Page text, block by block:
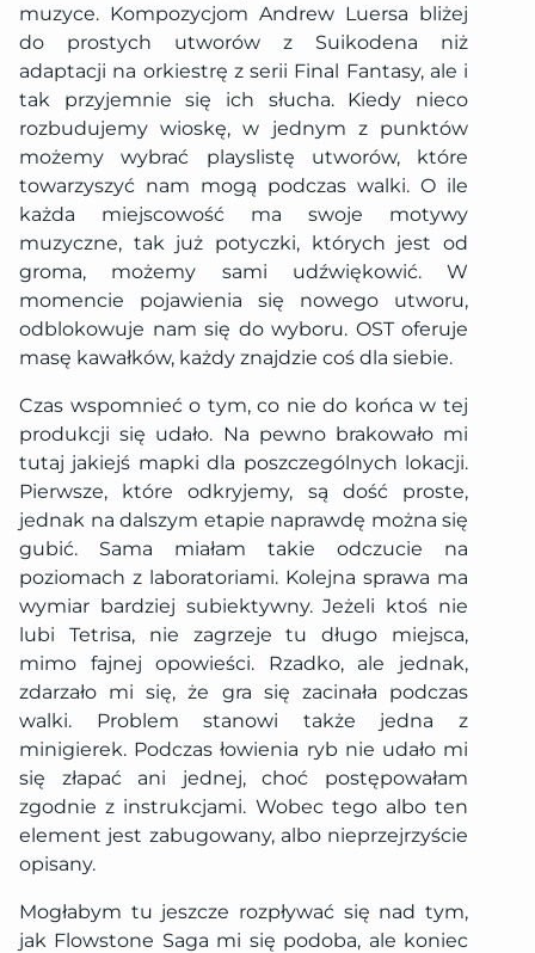
muzyce. Kompozycjom Andrew Luersa bliżej
do prostych utworów z Suikodena niż
adaptacji na orkiestrę z serii Final Fantasy, ale i
tak przyjemnie się ich słucha. Kiedy nieco
rozbudujemy wioskę, w jednym z punktów
możemy wybrać playslistę utworów, które
towarzyszyć nam mogą podczas walki. O ile
każda miejscowość ma swoje motywy
muzyczne, tak już potyczki, których jest od
groma, możemy sami udźwiękowić. W
momencie pojawienia się nowego utworu,
odblokowuje nam się do wyboru. OST oferuje
masę kawałków, każdy znajdzie coś dla siebie.
Czas wspomnieć o tym, co nie do końca w tej
produkcji się udało. Na pewno brakowało mi
tutaj jakiejś mapki dla poszczególnych lokacji.
Pierwsze, które odkryjemy, są dość proste,
jednak na dalszym etapie naprawdę można się
gubić. Sama miałam takie odczucie na
poziomach z laboratoriami. Kolejna sprawa ma
wymiar bardziej subiektywny. Jeżeli ktoś nie
lubi Tetrisa, nie zagrzeje tu długo miejsca,
mimo fajnej opowieści. Rzadko, ale jednak,
zdarzało mi się, że gra się zacinała podczas
walki. Problem stanowi także jedna z
minigierek. Podczas łowienia ryb nie udało mi
się złapać ani jednej, choć postępowałam
zgodnie z instrukcjami. Wobec tego albo ten
element jest zabugowany, albo nieprzejrzyście
opisany.
Mogłabym tu jeszcze rozpływać się nad tym,
jak Flowstone Saga mi się podoba, ale koniec